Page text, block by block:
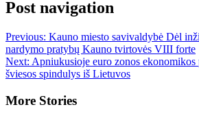
Post navigation
Previous: Kauno miesto savivaldybė Dėl
nardymo pratybų Kauno tvirtovės VIII forte
Next: Apniukusioje euro zonos ekonomikos
šviesos spindulys iš Lietuvos
More Stories